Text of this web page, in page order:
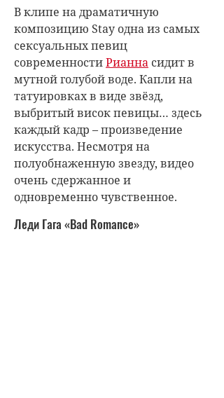
В клипе на драматичную
композицию Stay одна из самых
сексуальных певиц
современностиРианна сидит в
мутной голубой воде. Капли на
татуировках в виде звёзд,
выбритый висок певицы… здесь
каждый кадр – произведение
искусства. Несмотря на
полуобнаженную звезду, видео
очень сдержанное и
одновременно чувственное.
Леди Гага «Bad Romance»